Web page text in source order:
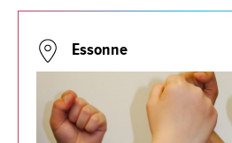
Essonne